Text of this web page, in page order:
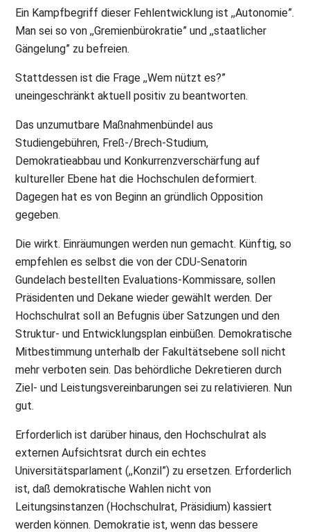
Ein Kampfbegriff dieser Fehlentwicklung ist ,,Autonomie”.
Man sei so von ,,Gremienbürokratie” und ,,staatlicher
Gängelung” zu befreien.
Stattdessen ist die Frage ,,Wem nützt es?”
uneingeschränkt aktuell positiv zu beantworten.
Das unzumutbare Maßnahmenbündel aus
Studiengebühren, Freß-/Brech-Studium,
Demokratieabbau und Konkurrenzverschärfung auf
kultureller Ebene hat die Hochschulen deformiert.
Dagegen hat es von Beginn an gründlich Opposition
gegeben.
Die wirkt. Einräumungen werden nun gemacht. Künftig, so
empfehlen es selbst die von der CDU-Senatorin
Gundelach bestellten Evaluations-Kommissare, sollen
Präsidenten und Dekane wieder gewählt werden. Der
Hochschulrat soll an Befugnis über Satzungen und den
Struktur- und Entwicklungsplan einbüßen. Demokratische
Mitbestimmung unterhalb der Fakultätsebene soll nicht
mehr verboten sein. Das behördliche Dekretieren durch
Ziel- und Leistungsvereinbarungen sei zu relativieren. Nun
gut.
Erforderlich ist darüber hinaus, den Hochschulrat als
externen Aufsichtsrat durch ein echtes
Universitätsparlament (,,Konzil”) zu ersetzen. Erforderlich
ist, daß demokratische Wahlen nicht von
Leitungsinstanzen (Hochschulrat, Präsidium) kassiert
werden können. Demokratie ist, wenn das bessere